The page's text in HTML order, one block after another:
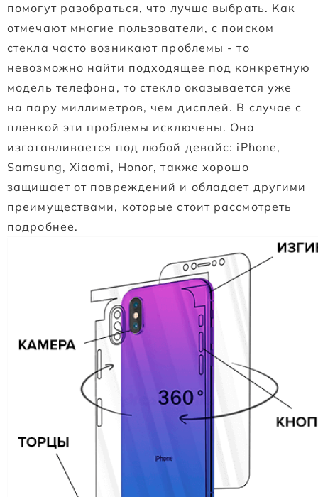
помогут разобраться, что лучше выбрать. Как
отмечают многие пользователи, с поиском
стекла часто возникают проблемы - то
невозможно найти подходящее под конкретную
модель телефона, то стекло оказывается уже
на пару миллиметров, чем дисплей. В случае с
пленкой эти проблемы исключены. Она
изготавливается под любой девайс: iPhone,
Samsung, Xiaomi, Honor, также хорошо
защищает от повреждений и обладает другими
преимуществами, которые стоит рассмотреть
подробнее.